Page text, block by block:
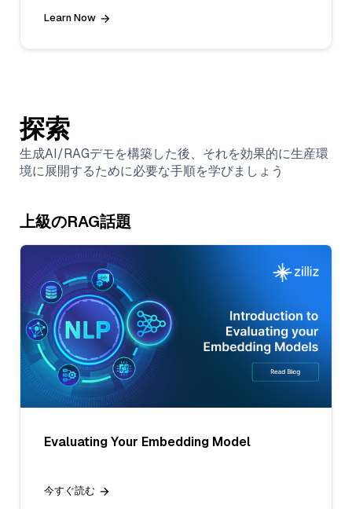
Learn Now
探索
生成AI/RAGデモを構築した後、それを効果的に生産環
境に展開するために必要な手順を学びましょう
上級のRAG話題
Evaluating Your Embedding Model
今すぐ読む